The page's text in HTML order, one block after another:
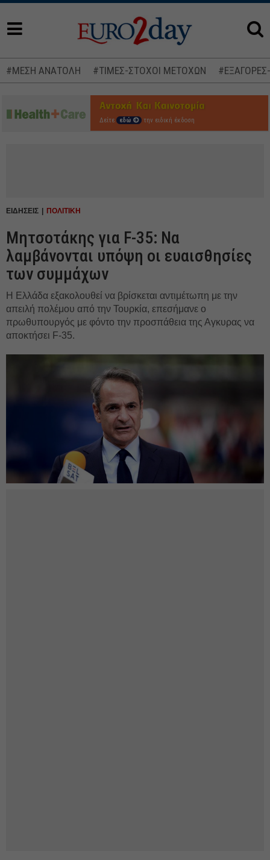
#ΜΕΣΗ ΑΝΑΤΟΛΗ #ΤΙΜΕΣ-ΣΤΟΧΟΙ ΜΕΤΟΧΩΝ
Δείτε εδώ την ειδική έκδοση
ΕΙΔΗΣΕΙΣ ΠΟΛΙΤΙΚΗ
Μητσοτάκης για F-35: Να
λαμβάνονται υπόψη οι ευαισθησίες
των συμμάχων
H Ελλάδα εξακολουθεί να βρίσκεται αντιμέτωπη με την
απειλή πολέμου από την Τουρκία, επεσήμανε ο
πρωθυπουργός με φόντο την προσπάθεια της Αγκυρας να
αποκτήσει F-35.